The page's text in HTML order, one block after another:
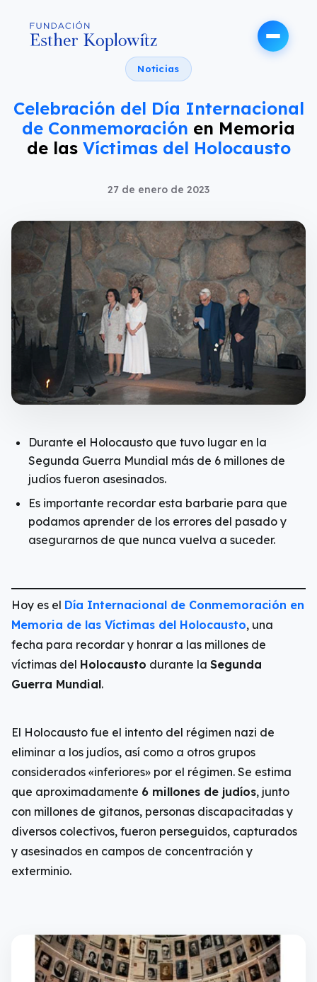
Noticias
Celebración del Día Internacional
de Conmemoración en Memoria
de las Víctimas del Holocausto
27 de enero de 2023
Durante el Holocausto que tuvo lugar en la
Segunda Guerra Mundial más de 6 millones de
judíos fueron asesinados.
Es importante recordar esta barbarie para que
podamos aprender de los errores del pasado y
asegurarnos de que nunca vuelva a suceder.
Hoy es el Día Internacional de Conmemoración en
Memoria de las Víctimas del Holocausto, una
fecha para recordar y honrar a las millones de
víctimas del Holocausto durante la Segunda
Guerra Mundial.
El Holocausto fue el intento del régimen nazi de
eliminar a los judíos, así como a otros grupos
considerados «inferiores» por el régimen. Se estima
que aproximadamente 6 millones de judíos, junto
con millones de gitanos, personas discapacitadas y
diversos colectivos, fueron perseguidos, capturados
y asesinados en campos de concentración y
exterminio.